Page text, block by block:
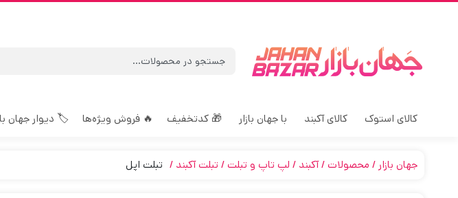
کالای استوک کالای آکبند با جهان بازار 🎁 کدتخفیف 🔥 فروش ویژه‌ها 🏷️ دیوار جهان
جهان بازار محصولات آکبند لپ تاپ و تبلت تبلت آکبند تبلت اپل